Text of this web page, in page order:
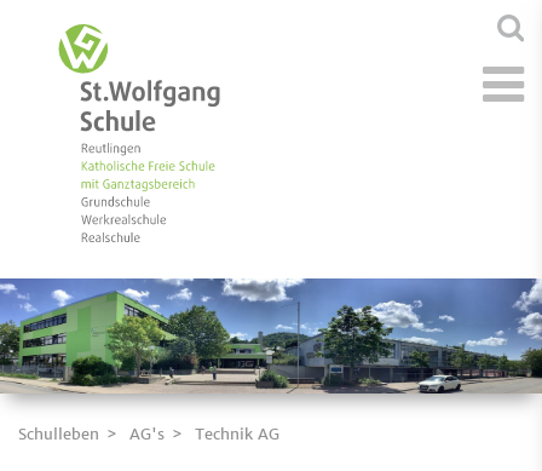
Schulleben AG's Technik AG